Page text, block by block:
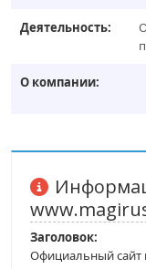
Деятельность:
О компании:
Заголовок:
Официальный сайт